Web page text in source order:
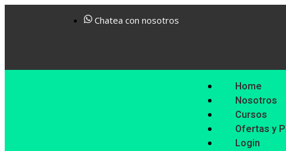
Chatea con nosotros
Home
Nosotros
Cursos
Ofertas y
Login